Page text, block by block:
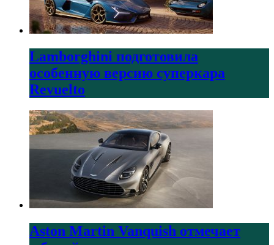
Lamborghini подготовила
особенную версию суперкара
Revuelto
Aston Martin Vanquish отмечает